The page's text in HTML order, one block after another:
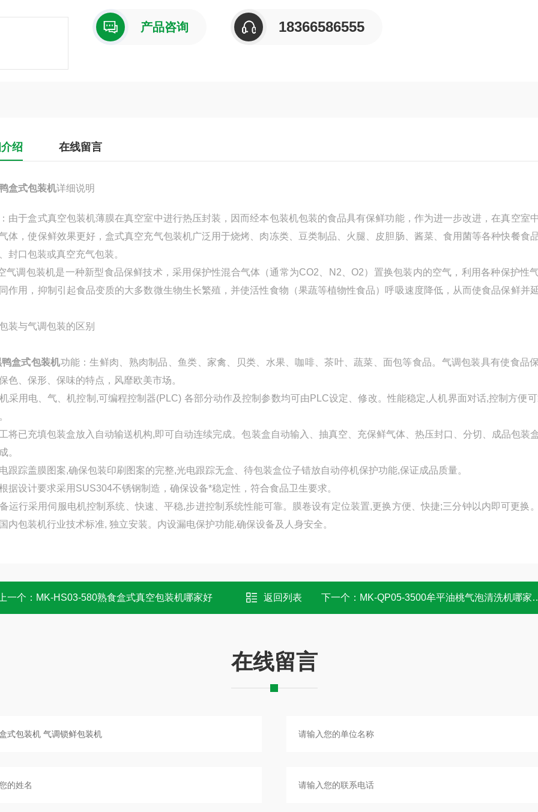
产品咨询 18366586555
绍 在线留言
盒式包装机详细说明
由于盒式真空包装机薄膜在真空室中进行热压封装，因而经本包装机包装的食品具有保鲜功能，作为进一步改进，在真空室
体，使保鲜效果更好，盒式真空充气包装机广泛用于烧烤、肉冻类、豆类制品、火腿、皮胆肠、酱菜、食用菌等各种快餐食
封口包装或真空充气包装。
调包装机是一种新型食品保鲜技术，采用保护性混合气体（通常为CO2、N2、O2）置换包装内的空气，利用各种保护性
作用，抑制引起食品变质的大多数微生物生长繁殖，并使活性食物（果蔬等植物性食品）呼吸速度降低，从而使食品保鲜并
装与气调包装的区别
盒式包装机功能：生鲜肉、熟肉制品、鱼类、家禽、贝类、水果、咖啡、茶叶、蔬菜、面包等食品。气调包装具有使食品
色、保形、保味的特点，风靡欧美市场。
用电、气、机控制,可编程控制器(PLC) 各部分动作及控制参数均可由PLC设定、修改。性能稳定,人机界面对话,控制方便
已充填包装盒放入自动输送机构,即可自动连续完成。包装盒自动输入、抽真空、充保鲜气体、热压封口、分切、成品包装
。
踪盖膜图案,确保包装印刷图案的完整,光电跟踪无盒、待包装盒位子错放自动停机保护功能,保证成品质量。
据设计要求采用SUS304不锈钢制造，确保设备*稳定性，符合食品卫生要求。
运行采用伺服电机控制系统、快速、平稳,步进控制系统性能可靠。膜卷设有定位装置,更换方便、快捷;三分钟以内即可更换
内包装机行业技术标准, 独立安装。内设漏电保护功能,确保设备及人身安全。
一个： MK-HS03-580熟食盒式真空包装机哪家好 返回列表 下一个： MK-QP05-3500牟平油桃气泡清洗机哪家好 水果清洗机
在线留言